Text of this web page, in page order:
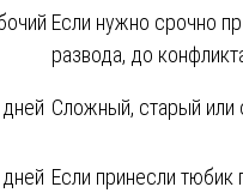
Если нужно срочно
развода, до
Сложный, старый или
Если принесли